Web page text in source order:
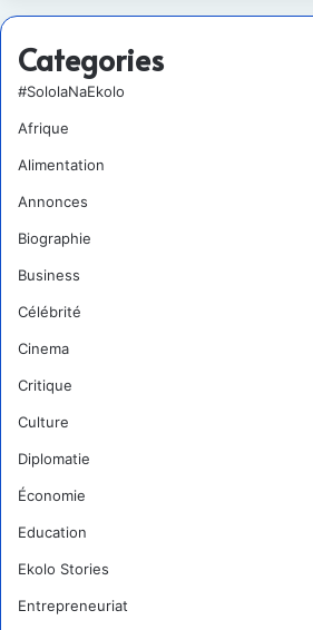
Categories
#SololaNaEkolo
Afrique
Alimentation
Annonces
Biographie
Business
Célébrité
Cinema
Critique
Culture
Diplomatie
Économie
Education
Ekolo Stories
Entrepreneuriat